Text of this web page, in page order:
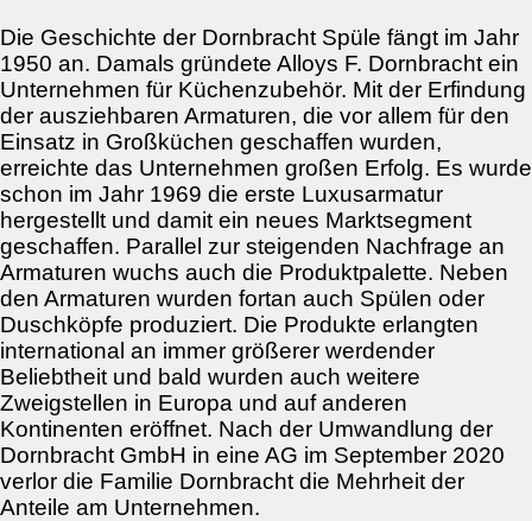
Die Geschichte der Dornbracht Spüle fängt im Jahr
1950 an. Damals gründete Alloys F. Dornbracht ein
Unternehmen für Küchenzubehör. Mit der Erfindung
der ausziehbaren Armaturen, die vor allem für den
Einsatz in Großküchen geschaffen wurden,
erreichte das Unternehmen großen Erfolg. Es wurde
schon im Jahr 1969 die erste Luxusarmatur
hergestellt und damit ein neues Marktsegment
geschaffen. Parallel zur steigenden Nachfrage an
Armaturen wuchs auch die Produktpalette. Neben
den Armaturen wurden fortan auch Spülen oder
Duschköpfe produziert. Die Produkte erlangten
international an immer größerer werdender
Beliebtheit und bald wurden auch weitere
Zweigstellen in Europa und auf anderen
Kontinenten eröffnet. Nach der Umwandlung der
Dornbracht GmbH in eine AG im September 2020
verlor die Familie Dornbracht die Mehrheit der
Anteile am Unternehmen.